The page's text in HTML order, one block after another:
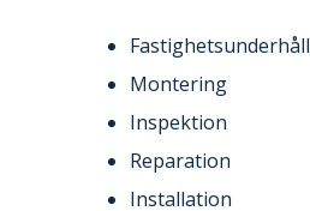
Fastighetsunderhåll
Montering
Inspektion
Reparation
Installation